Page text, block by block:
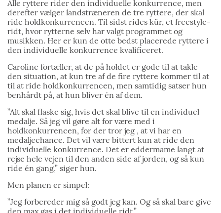
Alle ryttere rider den individuelle konkurrence, men
derefter vælger landstræneren de tre ryttere, der skal
ride holdkonkurrencen. Til sidst rides kür, et freestyle-
ridt, hvor rytterne selv har valgt programmet og
musikken. Her er kun de otte bedst placerede ryttere i
den individuelle konkurrence kvalificeret.
Caroline fortæller, at de på holdet er gode til at takle
den situation, at kun tre af de fire ryttere kommer til at
til at ride holdkonkurrencen, men samtidig satser hun
benhårdt på, at hun bliver én af dem.
”Alt skal flaske sig, hvis det skal blive til en individuel
medalje. Så jeg vil gøre alt for være med i
holdkonkurrencen, for der tror jeg , at vi har en
medaljechance. Det vil være bittert kun at ride den
individuelle konkurrence. Det er eddermame langt at
rejse hele vejen til den anden side af jorden, og så kun
ride én gang,” siger hun.
Men planen er simpel:
”Jeg forbereder mig så godt jeg kan. Og så skal bare give
den max gas i det individuelle ridt.”